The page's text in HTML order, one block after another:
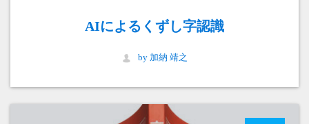
AIによるくずし字認識
by 加納 靖之